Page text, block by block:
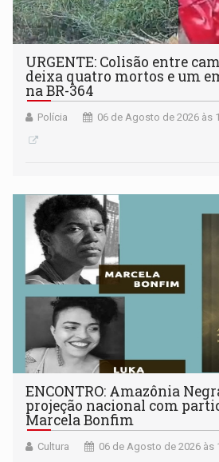
URGENTE: Colisão entre
deixa quatro mortos e um
na BR-364
Polícia 06 de Agosto de 2026 às
ENCONTRO: Amazônia
projeção nacional com
Marcela Bonfim
Cultura 06 de Agosto de 2026 às